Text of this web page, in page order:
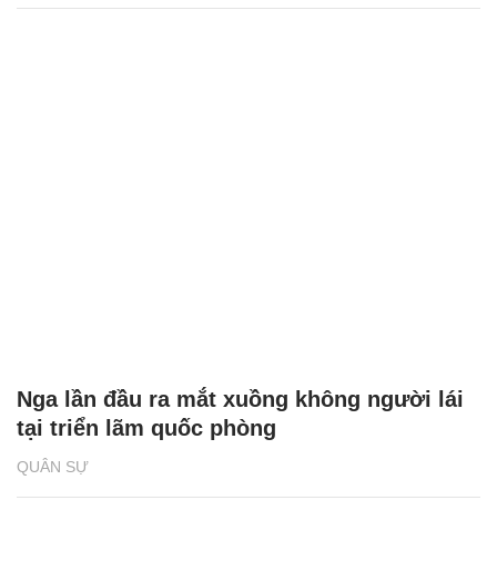
QUÂN SỰ
Nga lần đầu ra mắt xuồng không người lái
tại triển lãm quốc phòng